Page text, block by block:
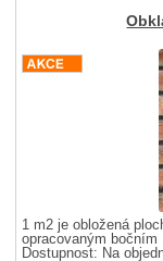
1 m2 je obložená
opracovaným bočním
Dostupnost: Na